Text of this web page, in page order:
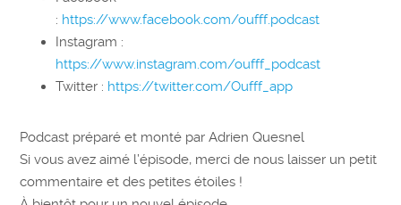
: https://www.facebook.com/oufff.podcast
Instagram :
https://www.instagram.com/oufff_podcast
Twitter : https://twitter.com/Oufff_app
Podcast préparé et monté par Adrien Quesnel
Si vous avez aimé l’épisode, merci de nous laisser un petit
commentaire et des petites étoiles !